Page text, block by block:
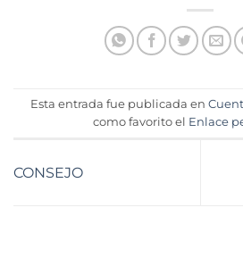
Esta entrada fue publicada en
como favorito el Enlace
CONSEJO